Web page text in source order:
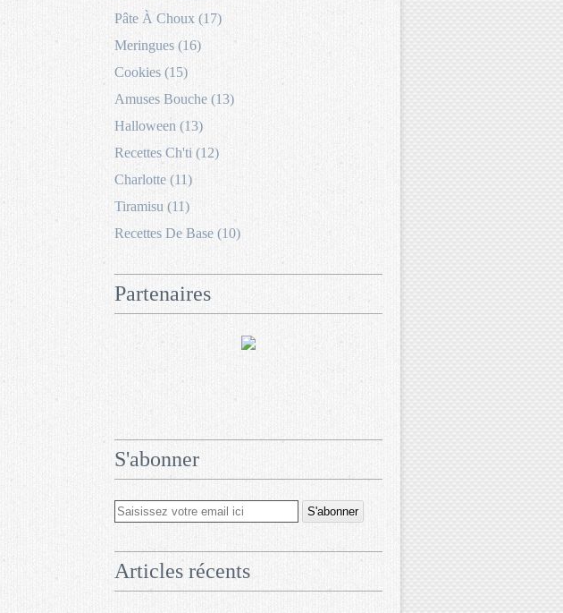
Pâte À Choux (17)
Meringues (16)
Cookies (15)
Amuses Bouche (13)
Halloween (13)
Recettes Ch'ti (12)
Charlotte (11)
Tiramisu (11)
Recettes De Base (10)
Partenaires
S'abonner
Articles récents